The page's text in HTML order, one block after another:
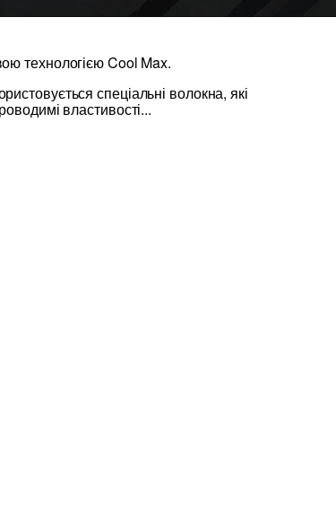
технологією Cool Max.
спеціальні волокна, які
властивості...